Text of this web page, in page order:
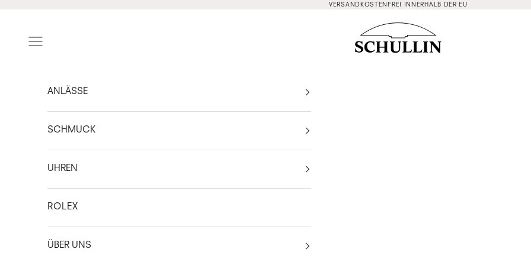
VERSANDKOSTENFREI INNERHALB DER EU
Navigationsmenü öffnen
ANLÄSSE
SCHMUCK
UHREN
ROLEX
ÜBER UNS